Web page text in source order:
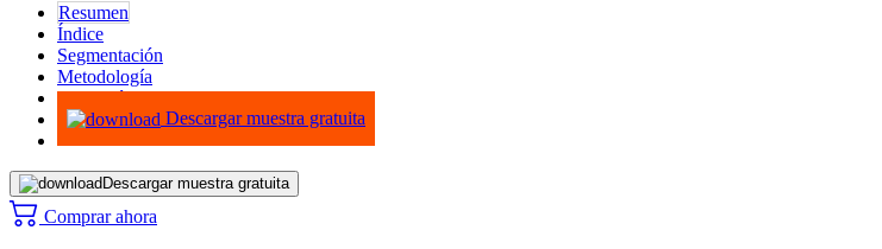
Resumen
Índice
Segmentación
Metodología
Infografías
Descargar muestra gratuita
Descargar muestra gratuita
Comprar ahora